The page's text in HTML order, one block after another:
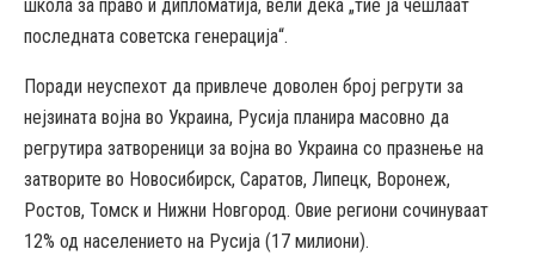
школа за право и дипломатија, вели дека „тие ја чешлаат
последната советска генерација“.
Поради неуспехот да привлече доволен број регрути за
нејзината војна во Украина, Русија планира масовно да
регрутира затвореници за војна во Украина со празнење на
затворите во Новосибирск, Саратов, Липецк, Воронеж,
Ростов, Томск и Нижни Новгород. Овие региони сочинуваат
12% од населението на Русија (17 милиони).